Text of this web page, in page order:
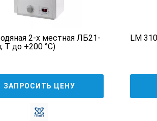
2-х местная ЛБ21-
Т до +200 °С)
ЗАПРОСИТЬ ЦЕНУ
LM